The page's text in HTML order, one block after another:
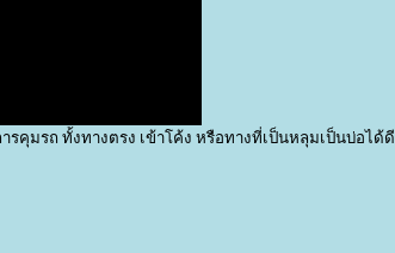
คุมรถ ทั้งทางตรง เข้าโค้ง หรือทางที่เป็นหลุมเป็นบ่อได้ดี